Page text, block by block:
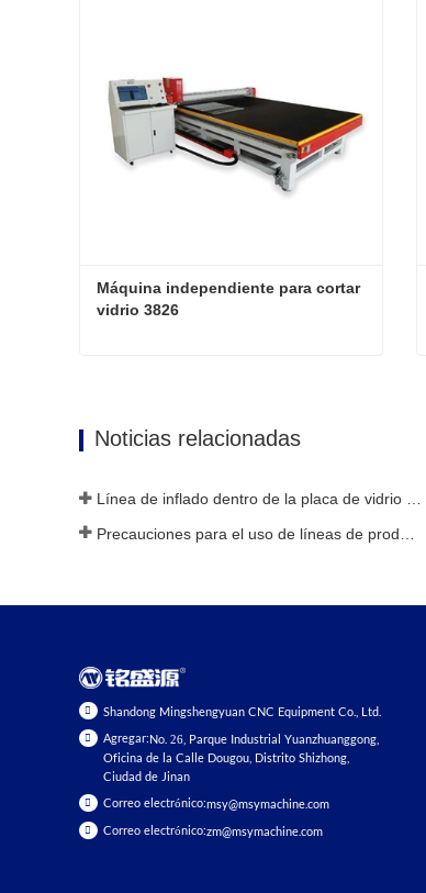
Máquina independiente para cortar
vidrio 3826
Noticias relacionadas
Línea de inflado dentro de la placa de vidrio hueca
Shandong Mingshengyuan CNC Equipment Co., Ltd.
Agregar:No. 26, Parque Industrial Yuanzhuanggong,
Oficina de la Calle Dougou, Distrito Shizhong,
Ciudad de Jinan
Correo electrónico:msy@msymachine.com
Correo electrónico:zm@msymachine.com